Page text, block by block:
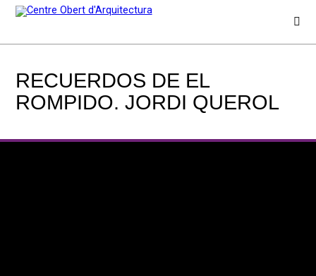
RECUERDOS DE EL
ROMPIDO. JORDI QUEROL